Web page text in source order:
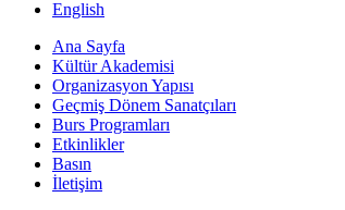
English
Ana Sayfa
Kültür Akademisi
Organizasyon Yapısı
Geçmiş Dönem Sanatçıları
Burs Programları
Etkinlikler
Basın
İletişim